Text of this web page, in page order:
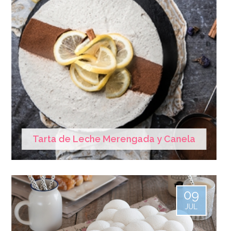
Tarta de Leche Merengada y Canela
09
JUL